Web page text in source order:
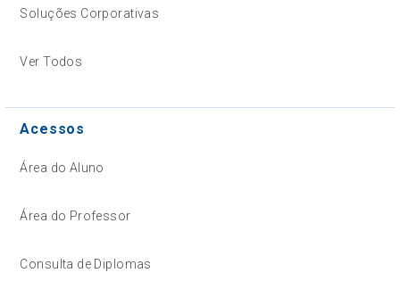
Soluções Corporativas
Ver Todos
Acessos
Área do Aluno
Área do Professor
Consulta de Diplomas